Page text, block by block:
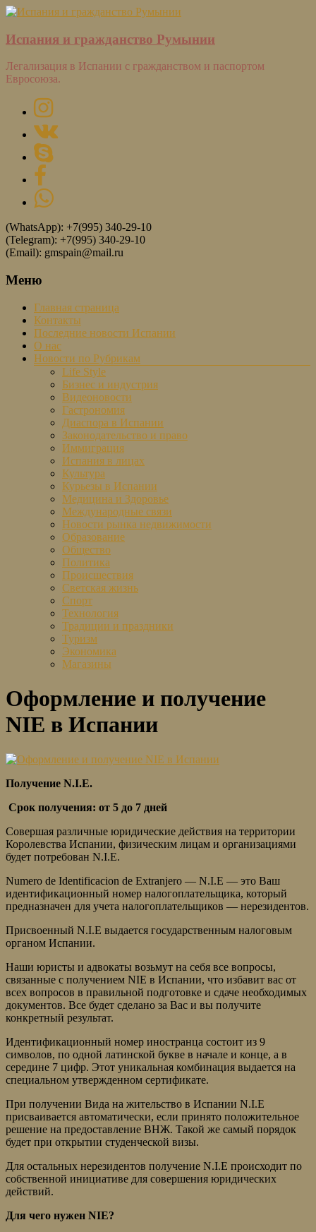
Испания и гражданство Румынии
Легализация в Испании с гражданством и паспортом
Евросоюза.
(WhatsApp): +7(995) 340-29-10
(Telegram): +7(995) 340-29-10
(Email): gmspain@mail.ru
Меню
Главная страница
Контакты
Последние новости Испании
О нас
Новости по Рубрикам
Life Style
Бизнес и индустрия
Видеоновости
Гастрономия
Диаспора в Испании
Законодательство и право
Иммиграция
Испания в лицах
Культура
Курьезы в Испании
Медицина и Здоровье
Международные связи
Новости рынка недвижимости
Образование
Общество
Политика
Происшествия
Светская жизнь
Спорт
Технология
Традиции и праздники
Туризм
Экономика
Магазины
Оформление и получение
NIE в Испании
Получение N.I.E.
Срок получения: от 5 до 7 дней
Совершая различные юридические действия на территории
Королевства Испании, физическим лицам и организациями
будет потребован N.I.E.
Numero de Identificacion de Extranjero — N.I.E — это Ваш
идентификационный номер налогоплательщика, который
предназначен для учета налогоплательщиков — нерезидентов.
Присвоенный N.I.E выдается государственным налоговым
органом Испании.
Наши юристы и адвокаты возьмут на себя все вопросы,
связанные с получением NIE в Испании, что избавит вас от
всех вопросов в правильной подготовке и сдаче необходимых
документов. Все будет сделано за Вас и вы получите
конкретный результат.
Идентификационный номер иностранца состоит из 9
символов, по одной латинской букве в начале и конце, а в
середине 7 цифр. Этот уникальная комбинация выдается на
специальном утвержденном сертификате.
При получении Вида на жительство в Испании N.I.E
присваивается автоматически, если принято положительное
решение на предоставление ВНЖ. Такой же самый порядок
будет при открытии студенческой визы.
Для остальных нерезидентов получение N.I.E происходит по
собственной инициативе для совершения юридических
действий.
Для чего нужен NIE?